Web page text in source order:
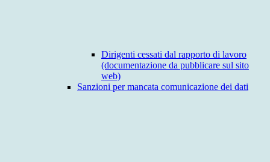
Dirigenti cessati dal rapporto di lavoro
(documentazione da pubblicare sul sito
web)
Sanzioni per mancata comunicazione dei dati